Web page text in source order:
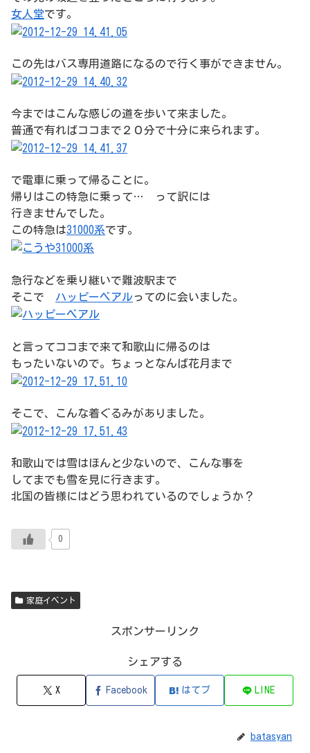
女人堂です。
この先はバス専用道路になるので行く事ができません。
今まではこんな感じの道を歩いて来ました。
普通で有ればココまで２０分で十分に来られます。
で電車に乗って帰ることに。
帰りはこの特急に乗って… って訳には
行きませんでした。
この特急は31000系です。
急行などを乗り継いで難波駅まで
そこで ハッピーベアルってのに会いました。
と言ってココまで来て和歌山に帰るのは
もったいないので。ちょっとなんば花月まで
そこで、こんな着ぐるみがありました。
和歌山では雪はほんと少ないので、こんな事を
してまでも雪を見に行きます。
北国の皆様にはどう思われているのでしょうか？
0
家庭イベント
スポンサーリンク
シェアする
X Facebook はてブ LINE
batasyan